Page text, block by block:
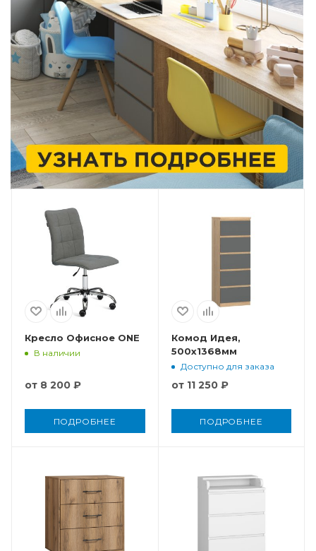
Кресло Офисное ONE
В наличии
от 8 200 ₽
ПОДРОБНЕЕ
Комод Идея,
500x1368мм
Доступно для заказа
от 11 250 ₽
ПОДРОБНЕЕ